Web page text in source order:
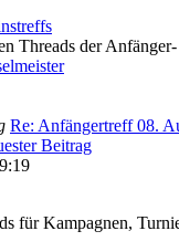
Threads der
Re: Anfängertreff 08.
Beitrag
für Kampagnen,